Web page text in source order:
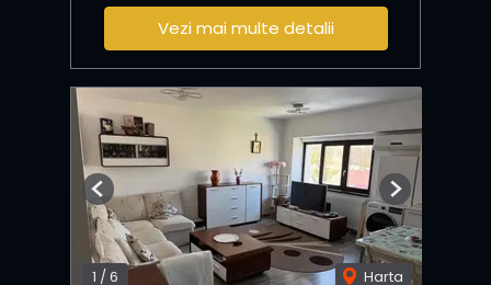
Vezi mai multe detalii
1 /6 Harta
Previous Next